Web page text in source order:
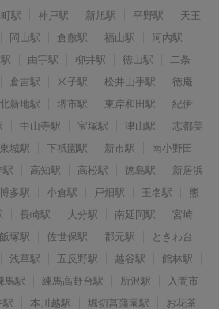
駅 神戸駅 新旭駅 平野駅
天王
岡山駅 倉敷駅 福山駅
河内駅
由宇駅 柳井駅 徳山駅
二条
倉吉駅 米子駅 松井山手駅
徳庵
北新地駅 堺市駅 東岸和田駅
紀伊
中山寺駅 宝塚駅 津山駅
志都美
東城駅 下祇園駅 新市駅
南小野田
駅 高知駅 高松駅 徳島駅
新居浜
博多駅 小倉駅 戸畑駅 玉名駅
熊
長崎駅 大分駅 南延岡駅
宮崎
飯塚駅 佐世保駅 郡元駅
ときわ台
浅草駅 五反野駅 越谷駅
館林駅
馬駅 練馬高野台駅 所沢駅
入間市
駅 本川越駅 堀切菖蒲園駅 お花茶